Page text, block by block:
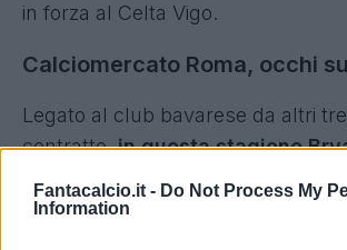
Fantacalcio.it - Do Not Process My
Information
in forza al Celta Vigo.
Calciomercato Roma, occhi
Legato al club bavarese da altri
contratto,in questa stagione
assistin ventisei presenze. Nelle